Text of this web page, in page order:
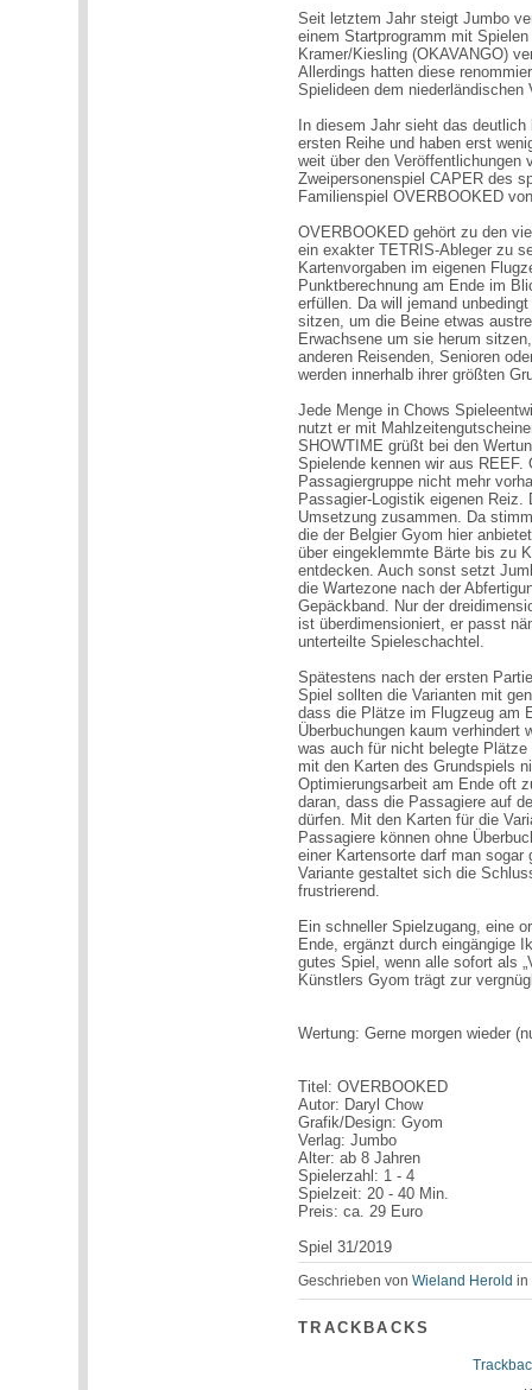
Seit letztem Jahr steigt Jumbo
einem Startprogramm mit
Kramer/Kiesling (OKAVANGO)
Allerdings hatten diese
Spielideen dem niederländischen
In diesem Jahr sieht das
ersten Reihe und haben erst
weit über den
Zweipersonenspiel CAPER des
Familienspiel OVERBOOKED
OVERBOOKED gehört zu den
ein exakter TETRIS-Ableger zu
Kartenvorgaben im eigenen
Punktberechnung am Ende im
erfüllen. Da will jemand
sitzen, um die Beine etwas
Erwachsene um sie herum
anderen Reisenden, Senioren
werden innerhalb ihrer größten
Jede Menge in Chows
nutzt er mit
SHOWTIME grüßt bei den
Spielende kennen wir aus
Passagiergruppe nicht mehr
Passagier-Logistik eigenen Reiz.
Umsetzung zusammen. Da
die der Belgier Gyom hier
über eingeklemmte Bärte bis zu
entdecken. Auch sonst setzt
die Wartezone nach der
Gepäckband. Nur der
ist überdimensioniert, er passt
unterteilte Spieleschachtel.
Spätestens nach der ersten
Spiel sollten die Varianten mit
dass die Plätze im Flugzeug am
Überbuchungen kaum verhindert
was auch für nicht belegte
mit den Karten des Grundspiels
Optimierungsarbeit am Ende oft
daran, dass die Passagiere auf
dürfen. Mit den Karten für die
Passagiere können ohne
einer Kartensorte darf man
Variante gestaltet sich die
frustrierend.
Ein schneller Spielzugang, eine
Ende, ergänzt durch eingängige
gutes Spiel, wenn alle sofort als
Künstlers Gyom trägt zur
Wertung: Gerne morgen wieder
Titel: OVERBOOKED
Autor: Daryl Chow
Grafik/Design: Gyom
Verlag: Jumbo
Alter: ab 8 Jahren
Spielerzahl: 1 - 4
Spielzeit: 20 - 40 Min.
Preis: ca. 29 Euro
Spiel 31/2019
Geschrieben vonWieland Herold in
TRACKBACKS